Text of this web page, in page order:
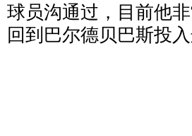
球员沟通过，目前他
回到巴尔德贝巴斯投入